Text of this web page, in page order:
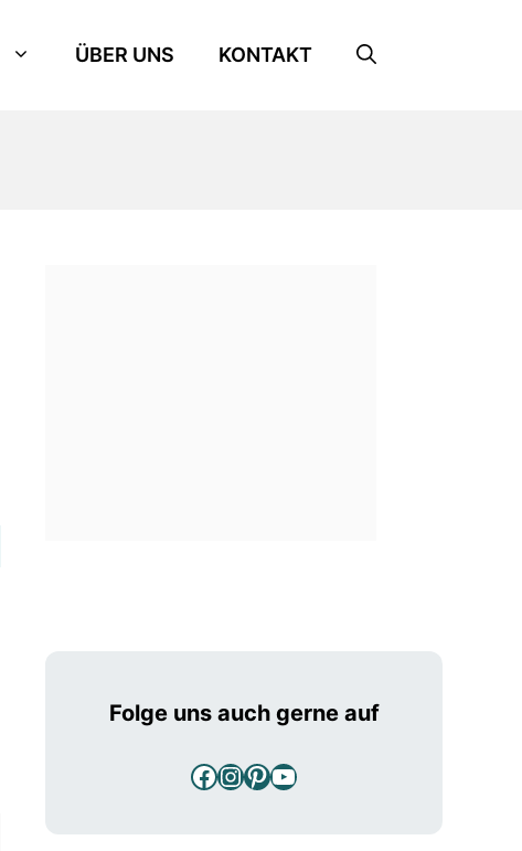
ÜBER UNS KONTAKT
Folge uns auch gerne auf
Facebook
Instagram
Pinterest
YouTube